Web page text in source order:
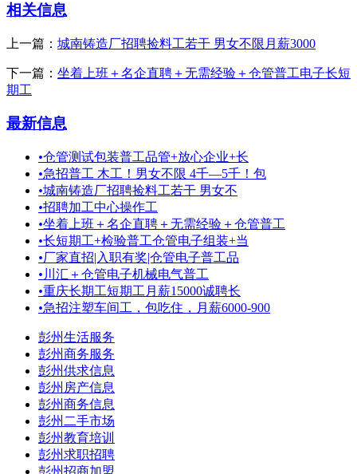
相关信息
上一篇： 城南铸造厂招聘捡料工若干 男女不限月薪3000
下一篇： 坐着上班＋名企直聘＋无需经验＋仓管普工电子长短
期工
最新信息
•仓管测试包装普工品管+放心企业+长
•急招普工 木工！男女不限 4千—5千！包
•城南铸造厂招聘捡料工若干 男女不
•招聘加工中心操作工
•坐着上班＋名企直聘＋无需经验＋仓管普工
•长短期工+检验普工仓管电子组装+当
•厂家直招|入职有奖|仓管电子普工品
• 川汇＋仓管电子机械电气普工
•重庆长期工短期工月薪15000诚聘长
•急招注塑车间工，包吃住，月薪6000-900
彭州生活服务
彭州商务服务
彭州供求信息
彭州房产信息
彭州商务信息
彭州二手市场
彭州教育培训
彭州求职招聘
彭州招商加盟